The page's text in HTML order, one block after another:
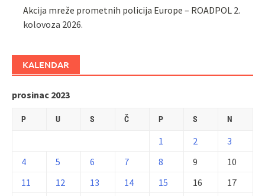
​Akcija mreže prometnih policija Europe – ROADPOL 2.
kolovoza 2026.
KALENDAR
prosinac 2023
P U S Č P S N
1 2
3
4
5 6 7 8 9
10
11
12 13 14 15 16
17